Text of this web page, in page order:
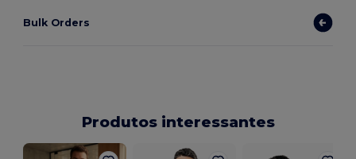
Bulk Orders
Produtos interessantes